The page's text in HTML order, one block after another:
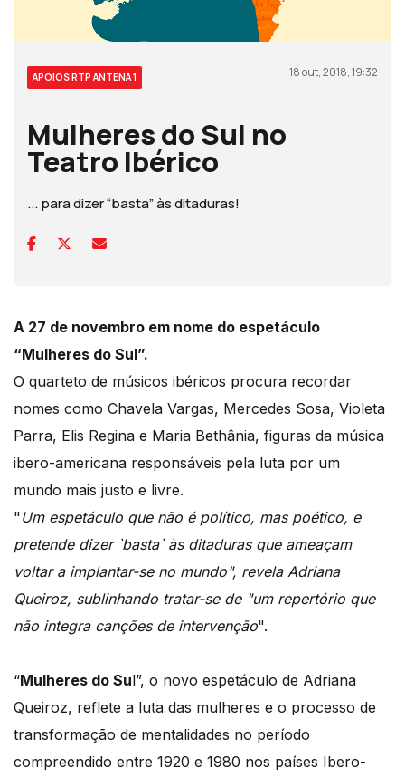
APOIOS RTP ANTENA 1 18 out, 2018, 19:32
Mulheres do Sul no
Teatro Ibérico
... para dizer “basta” às ditaduras!
A 27 de novembro em nome do espetáculo
“Mulheres do Sul”.
O quarteto de músicos ibéricos procura recordar
nomes como Chavela Vargas, Mercedes Sosa, Violeta
Parra, Elis Regina e Maria Bethânia, figuras da música
ibero-americana responsáveis pela luta por um
mundo mais justo e livre.
"Um espetáculo que não é político, mas poético, e
pretende dizer `basta` às ditaduras que ameaçam
voltar a implantar-se no mundo", revela Adriana
Queiroz, sublinhando tratar-se de "um repertório que
não integra canções de intervenção".
“Mulheres do Sul”, o novo espetáculo de Adriana
Queiroz, reflete a luta das mulheres e o processo de
transformação de mentalidades no período
compreendido entre 1920 e 1980 nos países Ibero-